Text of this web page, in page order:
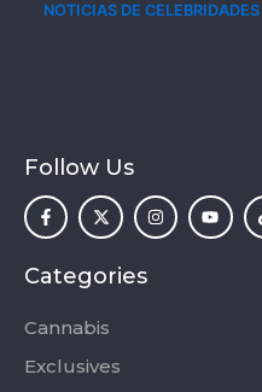
NOTICIAS DE CELEBRIDADES
Follow Us
a
c
e
o
o
-
f
-
t
w
t
t
r
n
s
t
o
u
t
Categories
Cannabis
Exclusives